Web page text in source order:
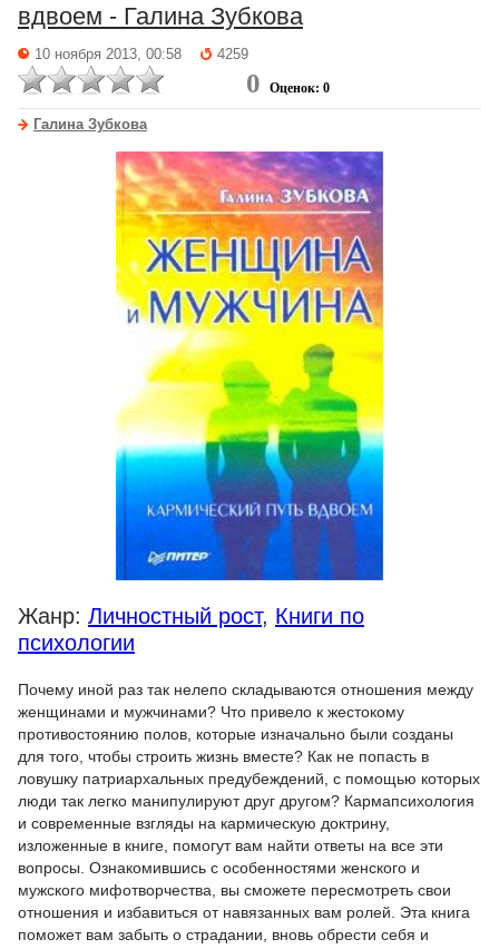
вдвоем - Галина Зубкова
10 ноября 2013, 00:58 4259
0 Оценок: 0
Галина Зубкова
Жанр: Личностный рост, Книги по
психологии
Почему иной раз так нелепо складываются отношения между
женщинами и мужчинами? Что привело к жестокому
противостоянию полов, которые изначально были созданы
для того, чтобы строить жизнь вместе? Как не попасть в
ловушку патриархальных предубеждений, с помощью которых
люди так легко манипулируют друг другом? Кармапсихология
и современные взгляды на кармическую доктрину,
изложенные в книге, помогут вам найти ответы на все эти
вопросы. Ознакомившись с особенностями женского и
мужского мифотворчества, вы сможете пересмотреть свои
отношения и избавиться от навязанных вам ролей. Эта книга
поможет вам забыть о страдании, вновь обрести себя и